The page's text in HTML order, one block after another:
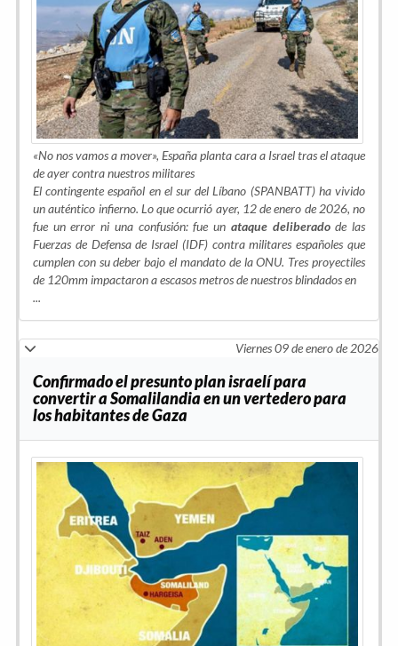
«No nos vamos a mover», España planta cara a Israel tras el ataque
de ayer contra nuestros militares
El contingente español en el sur del Líbano (SPANBATT) ha vivido
un auténtico infierno. Lo que ocurrió ayer, 12 de enero de 2026, no
fue un error ni una confusión: fue un ataque deliberadode las
Fuerzas de Defensa de Israel (IDF) contra militares españoles que
cumplen con su deber bajo el mandato de la ONU. Tres proyectiles
de 120mm impactaron a escasos metros de nuestros blindados en
...
Viernes 09 de enero de 2026
Confirmado el presunto plan israelí para
convertir a Somalilandia en un vertedero para
los habitantes de Gaza